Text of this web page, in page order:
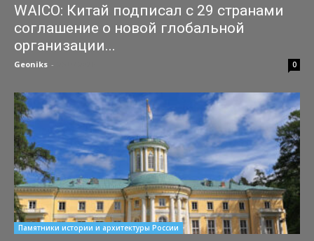
WAICO: Китай подписал с 29 странами
соглашение о новой глобальной
организации...
Geoniks - 0
Памятники истории и архитектуры России